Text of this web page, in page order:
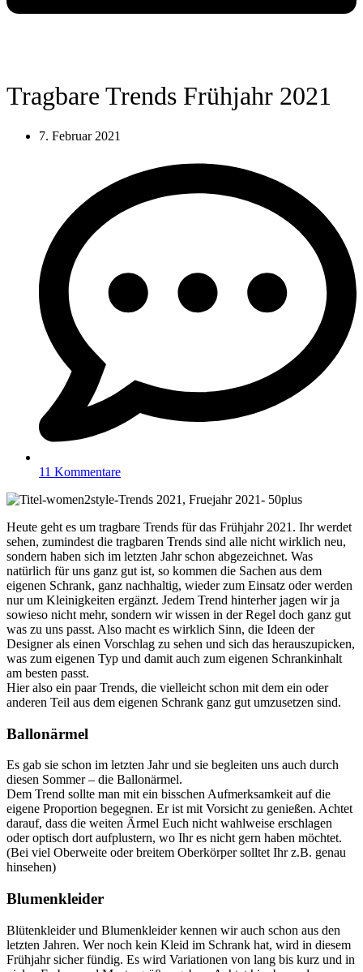
Tragbare Trends Frühjahr 2021
7. Februar 2021
11 Kommentare
Heute geht es um tragbare Trends für das Frühjahr 2021. Ihr werdet
sehen, zumindest die tragbaren Trends sind alle nicht wirklich neu,
sondern haben sich im letzten Jahr schon abgezeichnet. Was
natürlich für uns ganz gut ist, so kommen die Sachen aus dem
eigenen Schrank, ganz nachhaltig, wieder zum Einsatz oder werden
nur um Kleinigkeiten ergänzt. Jedem Trend hinterher jagen wir ja
sowieso nicht mehr, sondern wir wissen in der Regel doch ganz gut
was zu uns passt. Also macht es wirklich Sinn, die Ideen der
Designer als einen Vorschlag zu sehen und sich das herauszupicken,
was zum eigenen Typ und damit auch zum eigenen Schrankinhalt
am besten passt.
Hier also ein paar Trends, die vielleicht schon mit dem ein oder
anderen Teil aus dem eigenen Schrank ganz gut umzusetzen sind.
Ballonärmel
Es gab sie schon im letzten Jahr und sie begleiten uns auch durch
diesen Sommer – die Ballonärmel.
Dem Trend sollte man mit ein bisschen Aufmerksamkeit auf die
eigene Proportion begegnen. Er ist mit Vorsicht zu genießen. Achtet
darauf, dass die weiten Ärmel Euch nicht wahlweise erschlagen
oder optisch dort aufplustern, wo Ihr es nicht gern haben möchtet.
(Bei viel Oberweite oder breitem Oberkörper solltet Ihr z.B. genau
hinsehen)
Blumenkleider
Blütenkleider und Blumenkleider kennen wir auch schon aus den
letzten Jahren. Wer noch kein Kleid im Schrank hat, wird in diesem
Frühjahr sicher fündig. Es wird Variationen von lang bis kurz und in